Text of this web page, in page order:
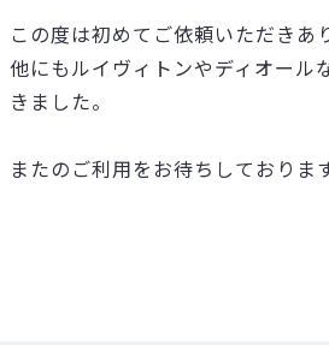
この度は初めてご依頼いただきあ
他にもルイヴィトンやディオール
きました。
またのご利用をお待ちしております